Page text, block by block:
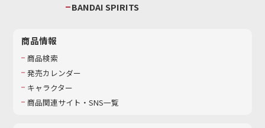
BANDAI SPIRITS
商品情報
商品検索
発売カレンダー
キャラクター
商品関連サイト・SNS一覧